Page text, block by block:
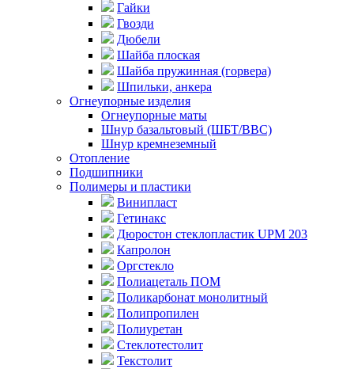
Гайки
Гвозди
Дюбели
Шайба плоская
Шайба пружинная (горвера)
Шпильки, анкера
Огнеупорные изделия
Огнеупорные маты
Шнур базальтовый (ШБТ/ВВС)
Шнур кремнеземный
Отопление
Подшипники
Полимеры и пластики
Винипласт
Гетинакс
Дюростон стеклопластик UPM 203
Капролон
Оргстекло
Полиацеталь ПОМ
Поликарбонат монолитный
Полипропилен
Полиуретан
Стеклотестолит
Текстолит